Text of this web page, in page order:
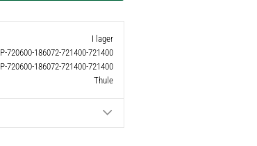
I lager
P-720600-186072-721400-721400
P-720600-186072-721400-721400
Thule